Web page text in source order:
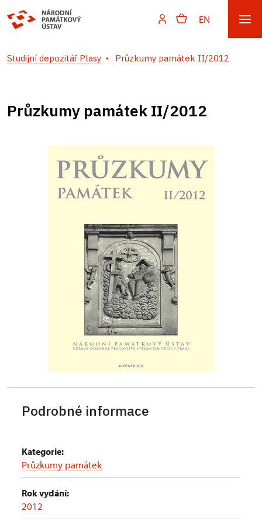
EN
Studijní depozitář Plasy Průzkumy památek II/2012
Průzkumy památek II/2012
Podrobné informace
Kategorie:
Průzkumy památek
Rok vydání:
2012